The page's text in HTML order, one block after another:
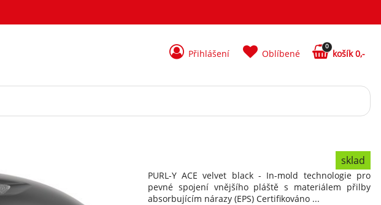
PURL-Y ACE velvet black - In-mold technologie pro
pevné spojení vnějšího pláště s materiálem přilby
absorbujícím nárazy (EPS) Certifikováno ...
sklad
Přihlášení Oblíbené
0
košík 0,-